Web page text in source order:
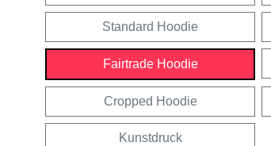
Standard Hoodie
Fairtrade Hoodie
Cropped Hoodie
Kunstdruck